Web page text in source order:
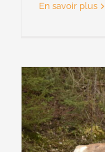
En savoir plus